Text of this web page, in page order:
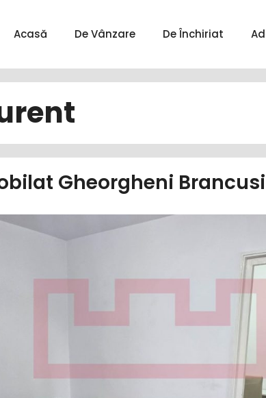
Acasă De Vânzare De Închiriat
Gheorgheni